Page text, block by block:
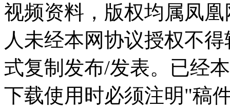
视频资料，版权均属凤
人未经本网协议授权不
式复制发布/发表。已经
下载使用时必须注明"稿